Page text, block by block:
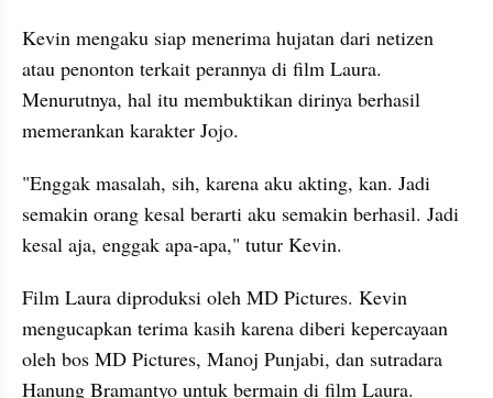
Kevin mengaku siap menerima hujatan dari netizen
atau penonton terkait perannya di film Laura.
Menurutnya, hal itu membuktikan dirinya berhasil
memerankan karakter Jojo.
"Enggak masalah, sih, karena aku akting, kan. Jadi
semakin orang kesal berarti aku semakin berhasil. Jadi
kesal aja, enggak apa-apa," tutur Kevin.
Film Laura diproduksi oleh MD Pictures. Kevin
mengucapkan terima kasih karena diberi kepercayaan
oleh bos MD Pictures, Manoj Punjabi, dan sutradara
Hanung Bramantyo untuk bermain di film Laura.